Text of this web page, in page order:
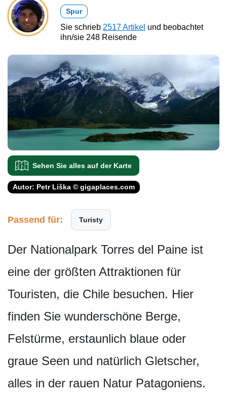
Spur
Sie schrieb 2517 Artikel und beobachtet
ihn/sie 248 Reisende
Sehen Sie alles auf der Karte
Autor: Petr Liška © gigaplaces.com
Passend für: Turisty
Der Nationalpark Torres del Paine ist
eine der größten Attraktionen für
Touristen, die Chile besuchen. Hier
finden Sie wunderschöne Berge,
Felstürme, erstaunlich blaue oder
graue Seen und natürlich Gletscher,
alles in der rauen Natur Patagoniens.